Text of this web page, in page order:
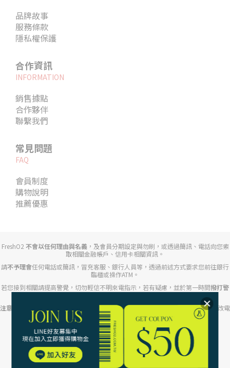
品牌故事
服務條款
隱私權保護
合作資訊
INFORMATION
銷售據點
合作夥伴
聯繫我們
常見問題
FAQ
會員制度
購物說明
推薦優惠
FreshO2 不會以任何理由與名義，及會員分期設定與勿刷，或透過簡訊、電話向您索
取相關金融帳戶、信用卡相關資訊。
請不予理會任何電話或簡訊，冒充客服、銀行人員等，透過前述方式要求您前往銀行
臨櫃或操作ATM。
若您接到相關請提高警覺，切勿輕信不明來電指示，若有疑慮，並於第一時間撥打警
政署 165 反詐騙專線。
注意任何來電顯示開頭為「+」、「+2」、」「+886」等不明來電，提防對方竄改電
話號碼或假裝成特定公司、銀行、司法機關的手法。
路迦生醫股份有限公司｜統編54318905
Copyright© 2017 FreshO2